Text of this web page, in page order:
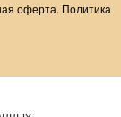
оферта. Политика